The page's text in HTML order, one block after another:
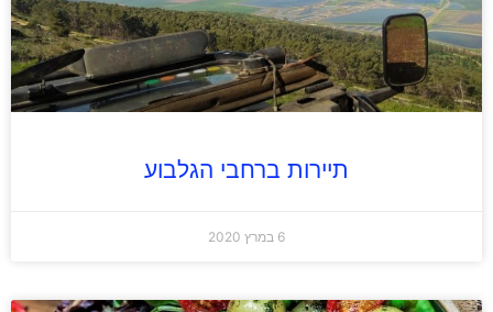
תיירות ברחבי הגלבוע
6 במרץ 2020